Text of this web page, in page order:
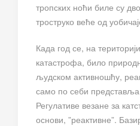
тропских ноћи биле су
троструко веће од
Када год се, на
катастрофа, било
људском активношћу,
само по себи
Регулативе везане за
основи, ”реактивне”.